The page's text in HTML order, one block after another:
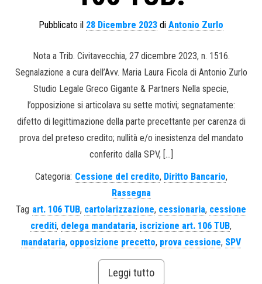
Pubblicato il 28 Dicembre 2023 di Antonio Zurlo
Nota a Trib. Civitavecchia, 27 dicembre 2023, n. 1516.
Segnalazione a cura dell’Avv. Maria Laura Ficola di Antonio Zurlo
Studio Legale Greco Gigante & Partners Nella specie,
l’opposizione si articolava su sette motivi; segnatamente:
difetto di legittimazione della parte precettante per carenza di
prova del preteso credito; nullità e/o inesistenza del mandato
conferito dalla SPV, […]
Categoria: Cessione del credito, Diritto Bancario,
Rassegna
Tag art. 106 TUB, cartolarizzazione, cessionaria, cessione
crediti, delega mandataria, iscrizione art. 106 TUB,
mandataria, opposizione precetto, prova cessione, SPV
Leggi tutto